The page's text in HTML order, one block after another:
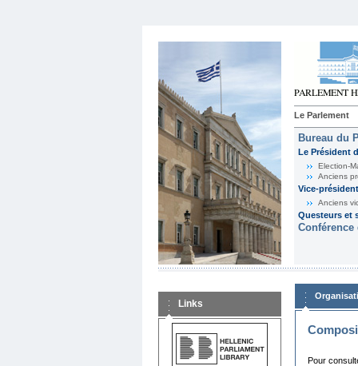
Le Parlement
Bureau du
Le Président
Election-
Anciens
Vice-
Anciens
Questeurs et
Links
Pour